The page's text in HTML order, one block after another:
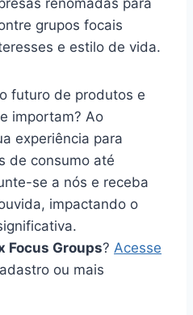
grupos focais
e estilo de vida.
futuro de produtos e
importam? Ao
experiência para
de consumo até
se a nós e receba
impactando o
Focus Groups? Acesse
ou mais